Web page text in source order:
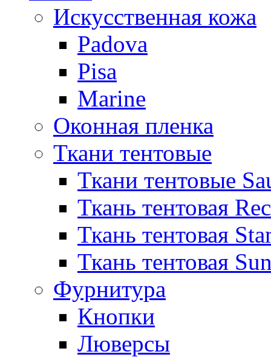
Искусственная кожа
Padova
Pisa
Marine
Оконная пленка
Ткани тентовые
Ткани тентовые
Ткань тентовая
Ткань тентовая
Ткань тентовая
Фурнитура
Кнопки
Люверсы